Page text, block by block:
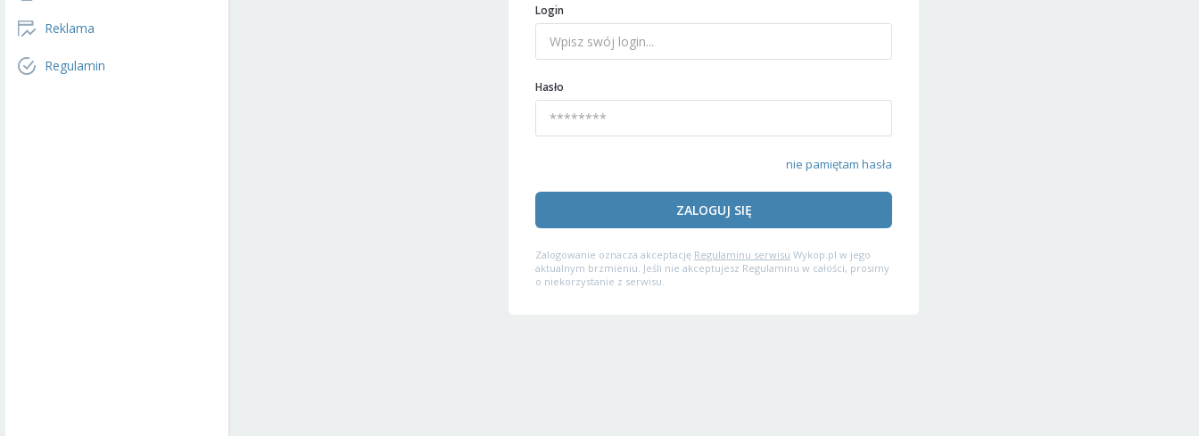
Reklama
Regulamin
Login
Hasło
nie pamiętam hasła
ZALOGUJ SIĘ
Zalogowanie oznacza akceptację Regulaminu serwisu Wykop.pl w jego
aktualnym brzmieniu. Jeśli nie akceptujesz Regulaminu w całości, prosimy
o niekorzystanie z serwisu.